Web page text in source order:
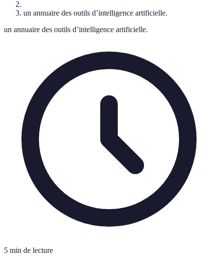
un annuaire des outils d’intelligence artificielle.
un annuaire des outils d’intelligence artificielle.
5 min de lecture